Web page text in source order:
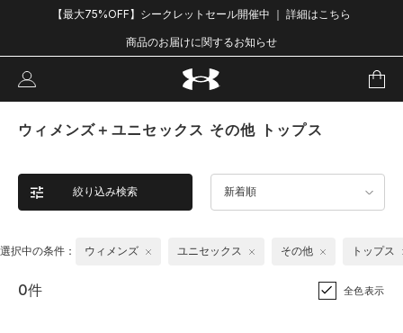
【最大75%OFF】シークレットセール開催中 ｜ 詳細はこちら
商品のお届けに関するお知らせ
ウィメンズ＋ユニセックス その他 トップス
絞り込み検索 新着順
選択中の条件： ウィメンズ ユニセックス その他 トップス
0件 全色表示